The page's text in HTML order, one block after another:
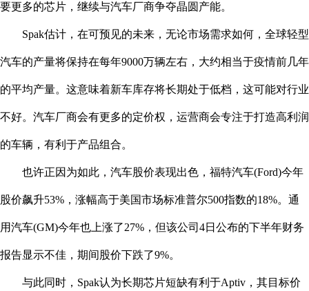
要更多的芯片，继续与汽车厂商争夺晶圆产能。
Spak估计，在可预见的未来，无论市场需求如何，全球轻型
汽车的产量将保持在每年9000万辆左右，大约相当于疫情前几年
的平均产量。这意味着新车库存将长期处于低档，这可能对行业
不好。汽车厂商会有更多的定价权，运营商会专注于打造高利润
的车辆，有利于产品组合。
也许正因为如此，汽车股价表现出色，福特汽车(Ford)今年
股价飙升53%，涨幅高于美国市场标准普尔500指数的18%。通
用汽车(GM)今年也上涨了27%，但该公司4日公布的下半年财务
报告显示不佳，期间股价下跌了9%。
与此同时，Spak认为长期芯片短缺有利于Aptiv，其目标价